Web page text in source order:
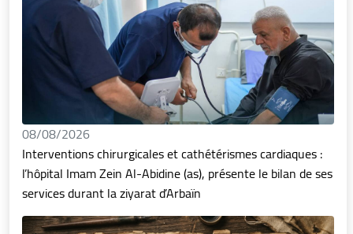
08/08/2026
Interventions chirurgicales et cathétérismes cardiaques :
l’hôpital Imam Zein Al-Abidine (as), présente le bilan de ses
services durant la ziyarat d’Arbaïn